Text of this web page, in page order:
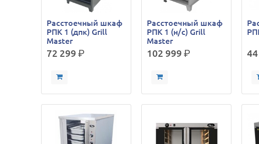
Расстоечный шкаф
РПК 1 (дпк) Grill
Master
72 299р.
Расстоечный шкаф
РПК 1 (н/с) Grill
Master
102 999р.